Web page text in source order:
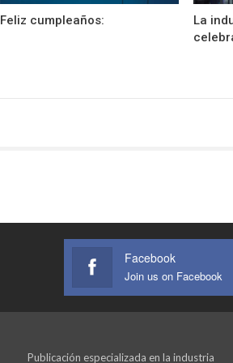
Feliz cumpleaños:
La
Facebook
Join us on Facebook
Publicación especializada en la industria